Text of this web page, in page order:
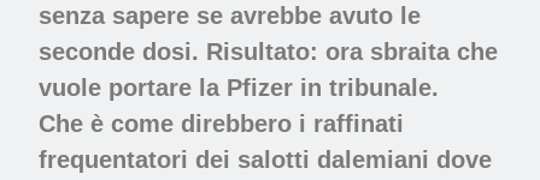
senza sapere se avrebbe avuto le
seconde dosi. Risultato: ora sbraita che
vuole portare la Pfizer in tribunale.
Che è come direbbero i raffinati
frequentatori dei salotti dalemiani dove